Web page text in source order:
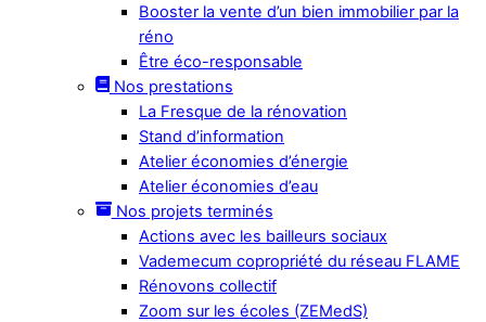
Booster la vente d’un bien immobilier par la
réno
Être éco-responsable
Nos prestations
La Fresque de la rénovation
Stand d’information
Atelier économies d’énergie
Atelier économies d’eau
Nos projets terminés
Actions avec les bailleurs sociaux
Vademecum copropriété du réseau FLAME
Rénovons collectif
Zoom sur les écoles (ZEMedS)